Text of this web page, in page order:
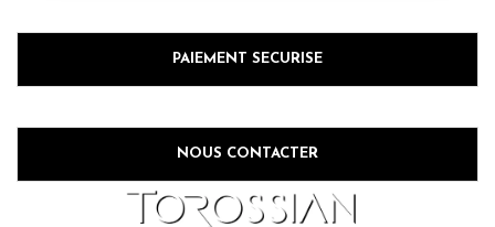
PAIEMENT SECURISE
NOUS CONTACTER